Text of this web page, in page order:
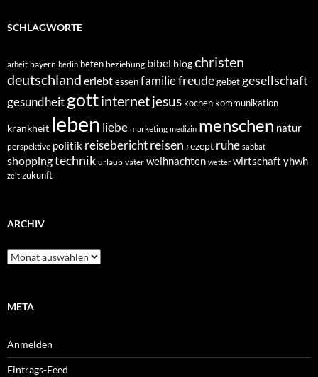
SCHLAGWORTE
arbeit bayern berlin beten beziehung bibel blogchristen
deutschland erlebtessenfamiliefreudegebet gesellschaft
gesundheitgottinternetjesus kochen kommunikation
krankheit leben liebe marketing medizin menschen natur
perspektive politik reiseberichtreisen rezept ruhe sabbat
shoppingtechnik urlaub vater weihnachten wetter wirtschaft yhwh
zeit zukunft
ARCHIV
Archiv
META
Anmelden
Eintrags-Feed